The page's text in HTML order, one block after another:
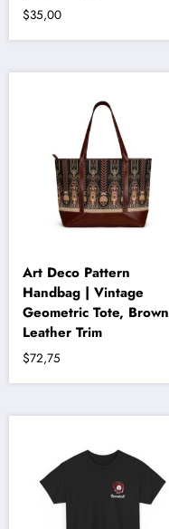
$35,00
Art Deco Pattern
Handbag | Vintage
Geometric Tote, Brown
Leather Trim
$72,75
Bu
birden
Seçenekler
sayfasından